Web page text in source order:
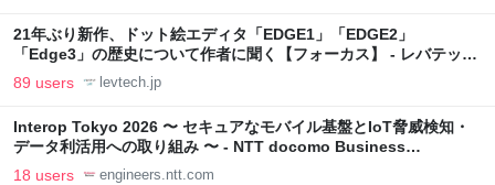
21年ぶり新作、ドット絵エディタ「EDGE1」「EDGE2」
「Edge3」の歴史について作者に聞く【フォーカス】 - レバテック
LAB
89 users levtech.jp
Interop Tokyo 2026 〜 セキュアなモバイル基盤とIoT脅威検知・
データ利活用への取り組み 〜 - NTT docomo Business
Engineers' Blog
18 users engineers.ntt.com